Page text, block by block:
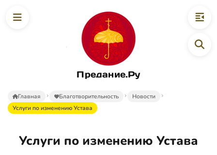
Предание.Ру
Главная Благотворительность
Новости
Услуги по изменению Устава
Услуги по изменению Устава